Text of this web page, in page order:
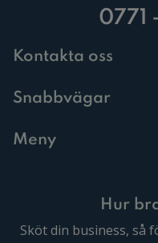
0771
Kontakta oss
Snabbvägar
Meny
Hur
Sköt din business, så